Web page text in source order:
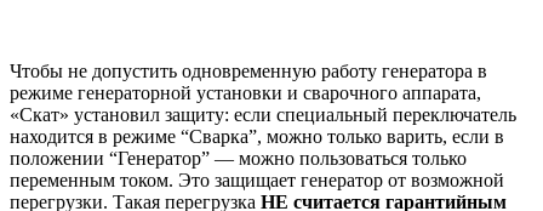
Чтобы не допустить одновременную работу генератора в
режиме генераторной установки и сварочного аппарата,
«Скат» установил защиту: если специальный переключатель
находится в режиме “Сварка”, можно только варить, если в
положении “Генератор” — можно пользоваться только
переменным током. Это защищает генератор от возможной
перегрузки. Такая перегрузка НЕ считается гарантийным